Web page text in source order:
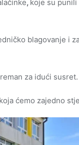
, koje su punili
blagovanje i
za idući susret.
ćemo zajedno